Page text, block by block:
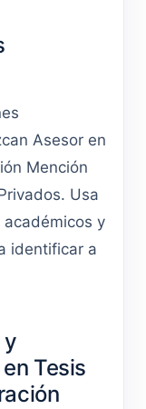
Asesor en
Mención
Usa
y
identificar a
y
Tesis